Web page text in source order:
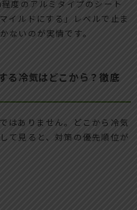
度のアルミタイプのシート
イルドにする」レベルで止ま
ないのが実情です。
る冷気はどこから？徹底
はありません。どこから冷気
て見ると、対策の優先順位が